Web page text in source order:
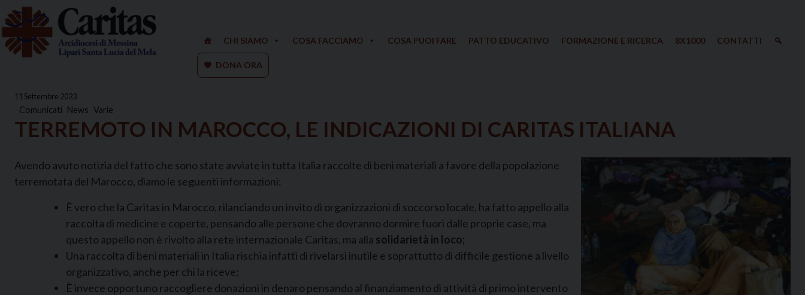
Skip
to
content
CHI SIAMO COSA FACCIAMO COSA PUOI FARE PATTO EDUCATIVO FORMAZIONE E RICERCA 8X1000 CONTATTI
DONA ORA
11 Settembre 2023
Comunicati News Varie
TERREMOTO IN MAROCCO, LE INDICAZIONI DI CARITAS ITALIANA
Avendo avuto notizia del fatto che sono state avviate in tutta Italia raccolte di beni materiali a favore della popolazione
terremotata del Marocco, diamo le seguenti informazioni:
È vero che la Caritas in Marocco, rilanciando un invito di organizzazioni di soccorso locale, ha fatto appello alla
raccolta di medicine e coperte, pensando alle persone che dovranno dormire fuori dalle proprie case, ma
questo appello non è rivolto alla rete internazionale Caritas, ma alla solidarietà in loco;
Una raccolta di beni materiali in Italia rischia infatti di rivelarsi inutile e soprattutto di difficile gestione a livello
organizzativo, anche per chi la riceve;
È invece opportuno raccogliere donazioni in denaro pensando al finanziamento di attività di primo intervento